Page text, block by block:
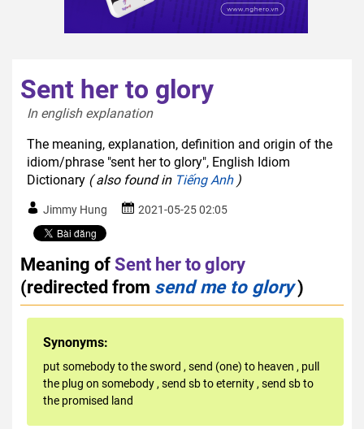
Sent her to glory
In english explanation
The meaning, explanation, definition and origin of the
idiom/phrase "sent her to glory", English Idiom
Dictionary ( also found in Tiếng Anh)
Jimmy Hung 2021-05-25 02:05
Meaning ofSent her to glory
(redirected from send me to glory)
Synonyms:
put somebody to the sword , send (one) to heaven , pull
the plug on somebody , send sb to eternity , send sb to
the promised land